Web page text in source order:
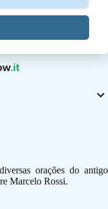
orações do antigo
Marcelo Rossi.